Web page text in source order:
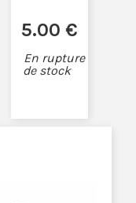
5.00 €
En rupture
de stock